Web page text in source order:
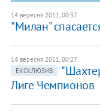
14 вересня 2011, 00:37
"Милан"
14 вересня 2011, 00:27
ЕКСКЛЮЗИВ
Лиге Чемпионов